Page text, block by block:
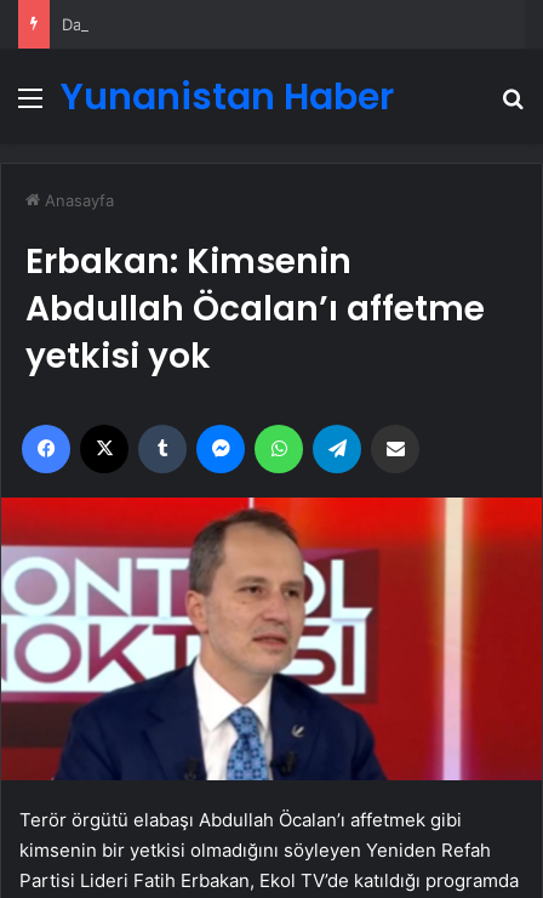
Datahost İle Güvenilir Sunucu Hizmetleri
Menü
Yunanistan Haber
Anasayfa
Erbakan: Kimsenin
Abdullah Öcalan’ı affetme
yetkisi yok
Facebook Tumblr MessengerWhatsApp
Terör örgütü elabaşı Abdullah Öcalan’ı affetmek gibi
kimsenin bir yetkisi olmadığını söyleyen Yeniden Refah
Partisi Lideri Fatih Erbakan, Ekol TV’de katıldığı programda